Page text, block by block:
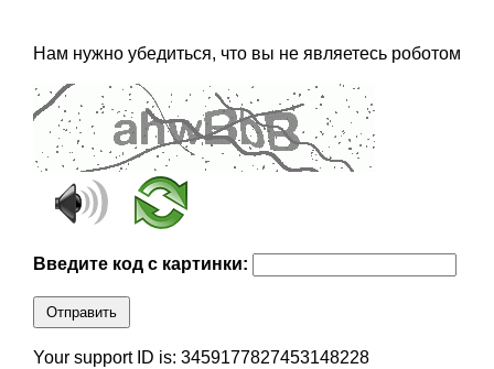
Нам нужно убедиться, что вы не являетесь роботом
Введите код с картинки:
Отправить
Your support ID is: 3459177827453148228